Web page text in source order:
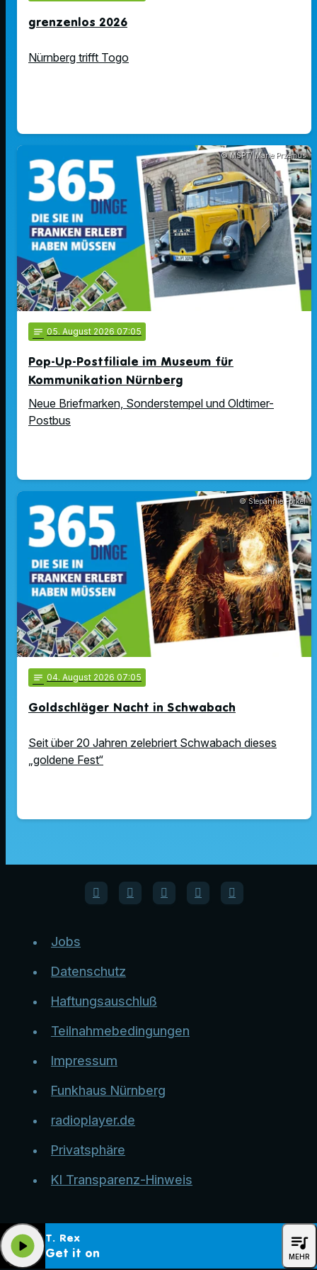
grenzenlos 2026
Nürnberg trifft Togo
© MSPT/ Marie Przemus
notes 05. August 2026 07:05
Pop-Up-Postfiliale im Museum für
Kommunikation Nürnberg
Neue Briefmarken, Sonderstempel und Oldtimer-
Postbus
© Stepahnie Forkel
notes 04. August 2026 07:05
Goldschläger Nacht in Schwabach
Seit über 20 Jahren zelebriert Schwabach dieses
„goldene Fest“
Jobs
Datenschutz
Haftungsauschluß
Teilnahmebedingungen
Impressum
Funkhaus Nürnberg
radioplayer.de
Privatsphäre
KI Transparenz-Hinweis
T. Rex
Get it on
play_arrow queue_music